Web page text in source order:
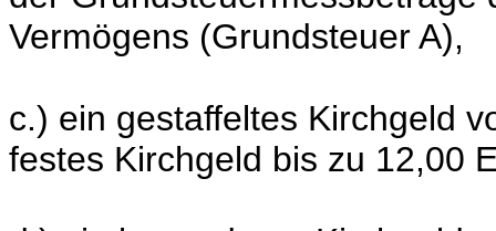
Vermögens (Grundsteuer A),
c.) ein gestaffeltes Kirchgeld
festes Kirchgeld bis zu 12,00